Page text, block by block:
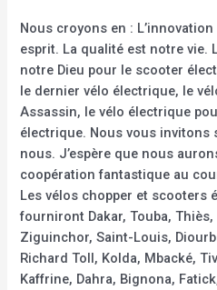
Nous croyons en :
esprit. La qualité est notre vie.
notre Dieu pour le scooter
le dernier vélo électrique, le
Assassin, le vélo électrique
électrique. Nous vous invitons
nous. J’espère que nous
coopération fantastique au
Les vélos chopper et scooters
fourniront Dakar, Touba, Thiès,
Ziguinchor, Saint-Louis,
Richard Toll, Kolda, Mbacké,
Kaffrine, Dahra, Bignona,